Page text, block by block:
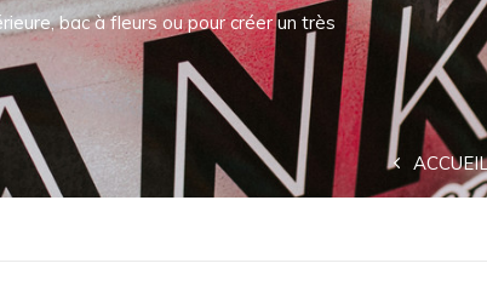
bac à fleurs ou pour créer un très